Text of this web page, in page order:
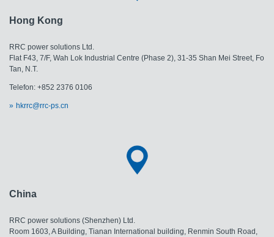
Hong Kong
RRC power solutions Ltd.
Flat F43, 7/F, Wah Lok Industrial Centre (Phase 2), 31-35 Shan Mei Street, Fo
Tan, N.T.
Telefon: +852 2376 0106
hkrrc@rrc-ps.cn
China
RRC power solutions (Shenzhen) Ltd.
Room 1603, A Building, Tianan International building, Renmin South Road,